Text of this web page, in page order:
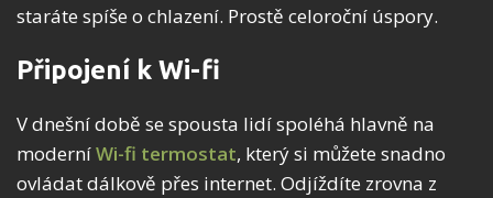
staráte spíše o chlazení. Prostě celoroční úspory.
Připojení k Wi-fi
V dnešní době se spousta lidí spoléhá hlavně na
moderníWi-fi termostat, který si můžete snadno
ovládat dálkově přes internet. Odjíždíte zrovna z